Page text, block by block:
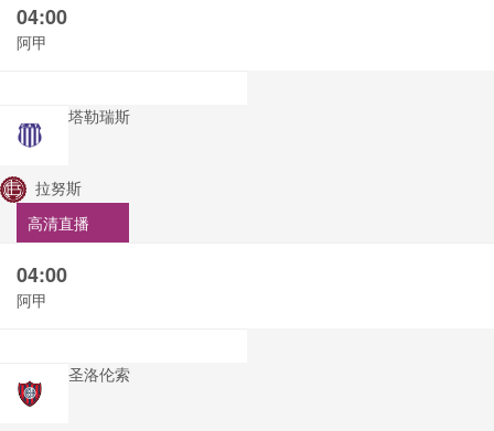
04:00
阿甲
塔勒瑞斯
拉努斯
高清直播
04:00
阿甲
圣洛伦索